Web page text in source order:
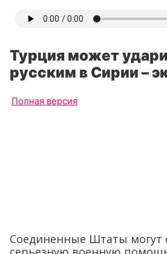
Турция может
русским в Сирии –
Полная версия
Соединенные Штаты могут